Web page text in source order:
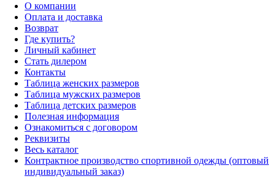
О компании
Оплата и доставка
Возврат
Где купить?
Личный кабинет
Стать дилером
Контакты
Таблица женских размеров
Таблица мужских размеров
Таблица детских размеров
Полезная информация
Ознакомиться с договором
Реквизиты
Весь каталог
Контрактное производство спортивной одежды (оптовый
индивидуальный заказ)